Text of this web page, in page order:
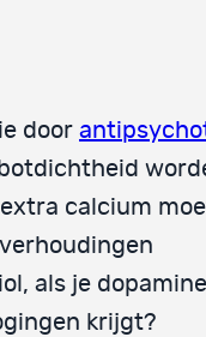
door
calcium
als je dopamine
krijgt?